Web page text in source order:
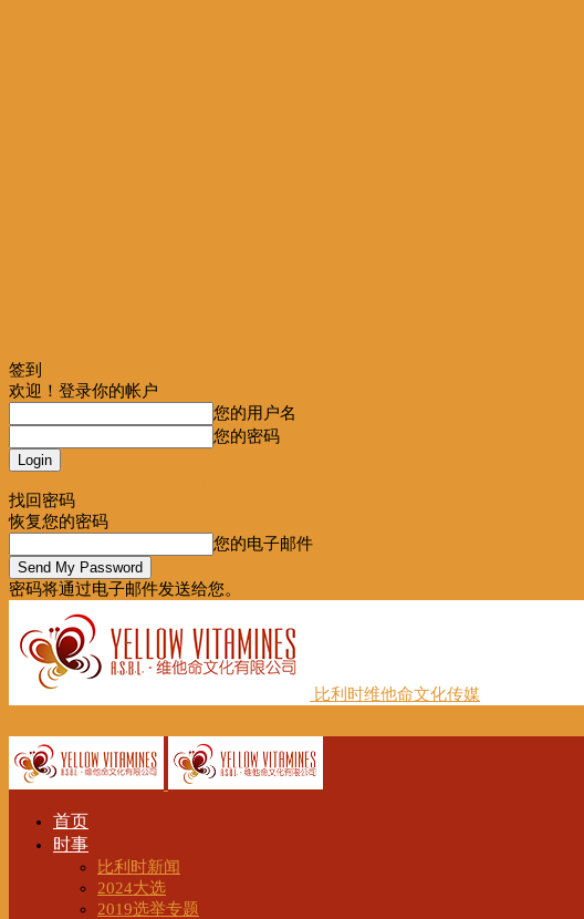
签到
欢迎！登录你的帐户
您的用户名
您的密码
找回密码
恢复您的密码
您的电子邮件
密码将通过电子邮件发送给您。
比利时维他命文化传媒
首页
时事
比利时新闻
2024大选
2019选举专题